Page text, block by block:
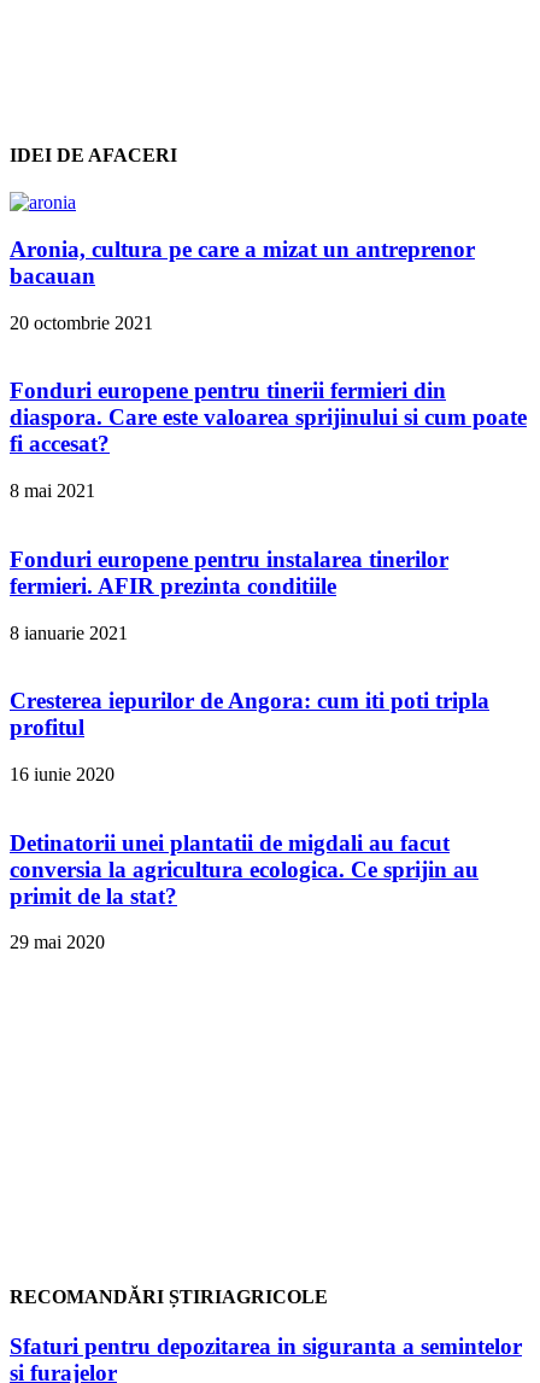
IDEI DE AFACERI
Aronia, cultura pe care a mizat un antreprenor
bacauan
20 octombrie 2021
Fonduri europene pentru tinerii fermieri din
diaspora. Care este valoarea sprijinului si cum poate
fi accesat?
8 mai 2021
Fonduri europene pentru instalarea tinerilor
fermieri. AFIR prezinta conditiile
8 ianuarie 2021
Cresterea iepurilor de Angora: cum iti poti tripla
profitul
16 iunie 2020
Detinatorii unei plantatii de migdali au facut
conversia la agricultura ecologica. Ce sprijin au
primit de la stat?
29 mai 2020
RECOMANDĂRI ȘTIRIAGRICOLE
Sfaturi pentru depozitarea in siguranta a semintelor
si furajelor